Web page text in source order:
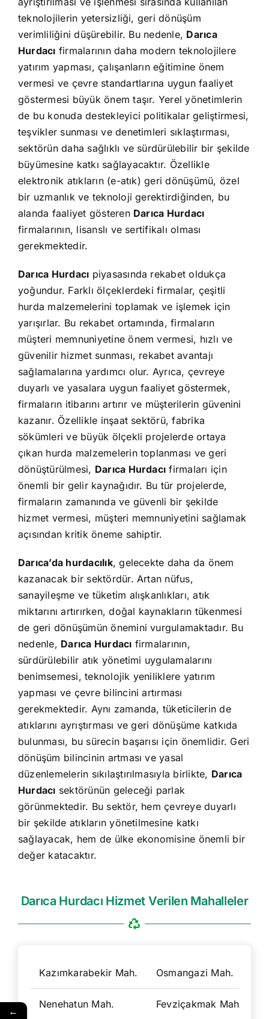
teknolojilerin yetersizliği, geri dönüşüm
verimliliğini düşürebilir. Bu nedenle, Darıca
Hurdacı firmalarının daha modern teknolojilere
yatırım yapması, çalışanların eğitimine önem
vermesi ve çevre standartlarına uygun faaliyet
göstermesi büyük önem taşır. Yerel yönetimlerin
de bu konuda destekleyici politikalar geliştirmesi,
teşvikler sunması ve denetimleri sıklaştırması,
sektörün daha sağlıklı ve sürdürülebilir bir şekilde
büyümesine katkı sağlayacaktır. Özellikle
elektronik atıkların (e-atık) geri dönüşümü, özel
bir uzmanlık ve teknoloji gerektirdiğinden, bu
alanda faaliyet gösteren Darıca Hurdacı
firmalarının, lisanslı ve sertifikalı olması
gerekmektedir.
Darıca Hurdacı piyasasında rekabet oldukça
yoğundur. Farklı ölçeklerdeki firmalar, çeşitli
hurda malzemelerini toplamak ve işlemek için
yarışırlar. Bu rekabet ortamında, firmaların
müşteri memnuniyetine önem vermesi, hızlı ve
güvenilir hizmet sunması, rekabet avantajı
sağlamalarına yardımcı olur. Ayrıca, çevreye
duyarlı ve yasalara uygun faaliyet göstermek,
firmaların itibarını artırır ve müşterilerin güvenini
kazanır. Özellikle inşaat sektörü, fabrika
sökümleri ve büyük ölçekli projelerde ortaya
çıkan hurda malzemelerin toplanması ve geri
dönüştürülmesi, Darıca Hurdacı firmaları için
önemli bir gelir kaynağıdır. Bu tür projelerde,
firmaların zamanında ve güvenli bir şekilde
hizmet vermesi, müşteri memnuniyetini sağlamak
açısından kritik öneme sahiptir.
Darıca’da hurdacılık, gelecekte daha da önem
kazanacak bir sektördür. Artan nüfus,
sanayileşme ve tüketim alışkanlıkları, atık
miktarını artırırken, doğal kaynakların tükenmesi
de geri dönüşümün önemini vurgulamaktadır. Bu
nedenle, Darıca Hurdacı firmalarının,
sürdürülebilir atık yönetimi uygulamalarını
benimsemesi, teknolojik yeniliklere yatırım
yapması ve çevre bilincini artırması
gerekmektedir. Aynı zamanda, tüketicilerin de
atıklarını ayrıştırması ve geri dönüşüme katkıda
bulunması, bu sürecin başarısı için önemlidir. Geri
dönüşüm bilincinin artması ve yasal
düzenlemelerin sıkılaştırılmasıyla birlikte, Darıca
Hurdacı sektörünün geleceği parlak
görünmektedir. Bu sektör, hem çevreye duyarlı
bir şekilde atıkların yönetilmesine katkı
sağlayacak, hem de ülke ekonomisine önemli bir
değer katacaktır.
Darıca Hurdacı Hizmet Verilen Mahalleler
Kazımkarabekir Mah. Osmangazi Mah.
Nenehatun Mah. Fevziçakmak Mah.
←